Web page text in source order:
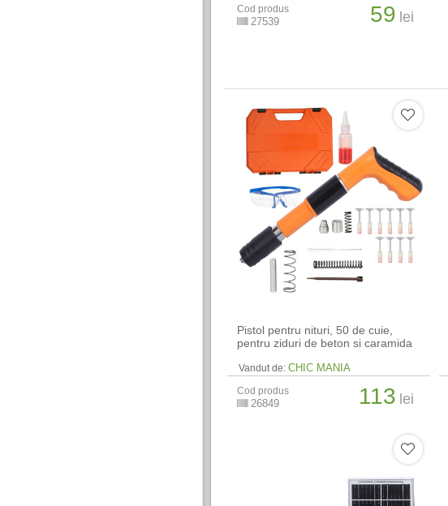
Cod produs
27539 59 lei
Pistol pentru nituri, 50 de cuie,
pentru ziduri de beton si caramida
Vandut de: CHIC MANIA
Cod produs
26849 113 lei